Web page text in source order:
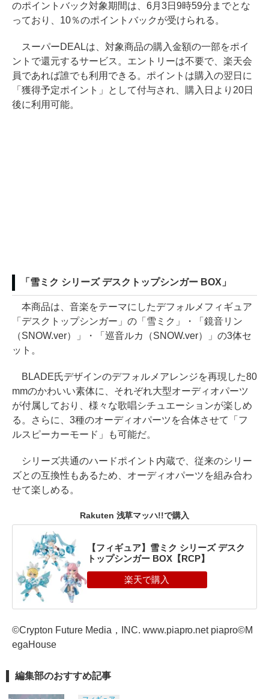
のポイントバック対象期間は、6月3日9時59分までとな
っており、10％のポイントバックが受けられる。
スーパーDEALは、対象商品の購入金額の一部をポイ
ントで還元するサービス。エントリーは不要で、楽天会
員であれば誰でも利用できる。ポイントは購入の翌日に
「獲得予定ポイント」として付与され、購入日より20日
後に利用可能。
「雪ミク シリーズ デスクトップシンガー BOX」
本商品は、音楽をテーマにしたデフォルメフィギュア
「デスクトップシンガー」の「雪ミク」・「鏡音リン
（SNOW.ver）」・「巡音ルカ（SNOW.ver）」の3体セ
ット。
BLADE氏デザインのデフォルメアレンジを再現した80
mmのかわいい素体に、それぞれ大型オーディオパーツ
が付属しており、様々な歌唱シチュエーションが楽しめ
る。さらに、3種のオーディオパーツを合体させて「フ
ルスピーカーモード」も可能だ。
シリーズ共通のハードポイント内蔵で、従来のシリー
ズとの互換性もあるため、オーディオパーツを組み合わ
せて楽しめる。
Rakuten 浅草マッハ!!で購入
【フィギュア】雪ミク シリーズ デスク
トップシンガー BOX【RCP】
©Crypton Future Media，INC. www.piapro.net piapro©M
egaHouse
編集部のおすすめ記事